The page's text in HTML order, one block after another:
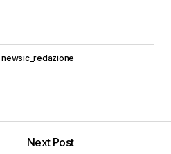
newsic_redazione
Next Post